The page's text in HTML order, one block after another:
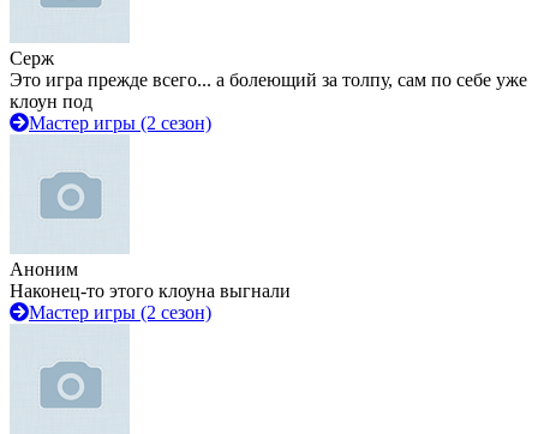
Серж
Это игра прежде всего... а болеющий за толпу, сам по себе уже
клоун под
Мастер игры (2 сезон)
Аноним
Наконец-то этого клоуна выгнали
Мастер игры (2 сезон)